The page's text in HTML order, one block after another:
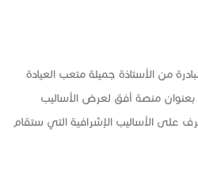
من الأستاذة جميلة متعب العيادة
منصة أفق لعرض الأساليب
على الأساليب الإشرافية التي ستقام